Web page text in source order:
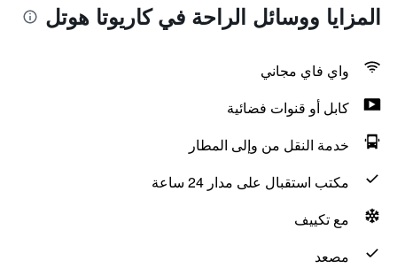
المزايا ووسائل الراحة في كاريوتا هوتل
واي فاي مجاني
كابل أو قنوات فضائية
خدمة النقل من وإلى المطار
مكتب استقبال على مدار 24 ساعة
مع تكييف
مصعد